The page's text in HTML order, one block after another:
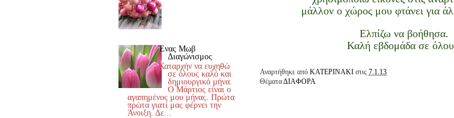
Ένας Μωβ
Διαγώνισμος
Καταρχήν να ευχηθώ
σε όλους καλό και
δημιουργικό μήνα.
Ο Μάρτιος είναι ο
αγαπημένος μου μήνας. Πρώτα
πρώτα γιατί μας φέρνει την
Άνοιξη. Δε...
μάλλον ο χώρος μου φτάνει για
Ελπίζω να βοήθησα.
Καλή εβδομάδα σε
Αναρτήθηκε από ΚΑΤΕΡΙΝΑΚΙ στις 7.1.13
ΘέματαΔΙΑΦΟΡΑ